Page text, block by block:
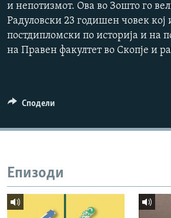
и непотизмот. Ова во Зошто го
Радуловски 23 годишен човек кој
постдипломски по историја и на
на Правен факултет во Скопје и
Сподели
Епизоди